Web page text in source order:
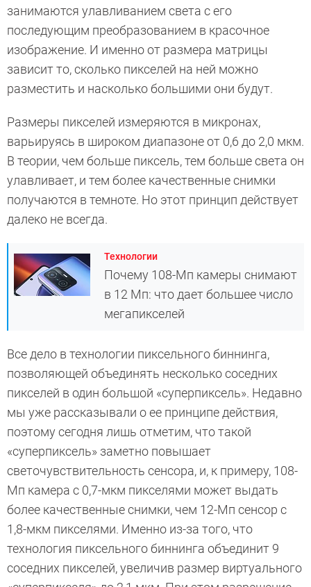
занимаются улавливанием света с его
последующим преобразованием в красочное
изображение. И именно от размера матрицы
зависит то, сколько пикселей на ней можно
разместить и насколько большими они будут.
Размеры пикселей измеряются в микронах,
варьируясь в широком диапазоне от 0,6 до 2,0 мкм.
В теории, чем больше пиксель, тем больше света он
улавливает, и тем более качественные снимки
получаются в темноте. Но этот принцип действует
далеко не всегда.
Технологии
Почему 108-Мп камеры снимают
в 12 Мп: что дает большее число
мегапикселей
Все дело в технологии пиксельного биннинга,
позволяющей объединять несколько соседних
пикселей в один большой «суперпиксель». Недавно
мы уже рассказывали о ее принципе действия,
поэтому сегодня лишь отметим, что такой
«суперпиксель» заметно повышает
светочувствительность сенсора, и, к примеру, 108-
Мп камера с 0,7-мкм пикселями может выдать
более качественные снимки, чем 12-Мп сенсор с
1,8-мкм пикселями. Именно из-за того, что
технология пиксельного биннинга объединит 9
соседних пикселей, увеличив размер виртуального